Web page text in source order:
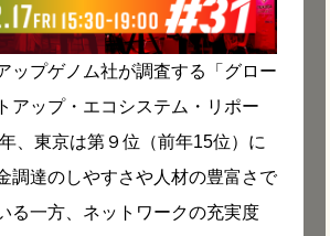
ップゲノム社が調査する「グロー
アップ・エコシステム・リポー
、東京は第９位（前年15位）に
調達のしやすさや人材の豊富さで
る一方、ネットワークの充実度